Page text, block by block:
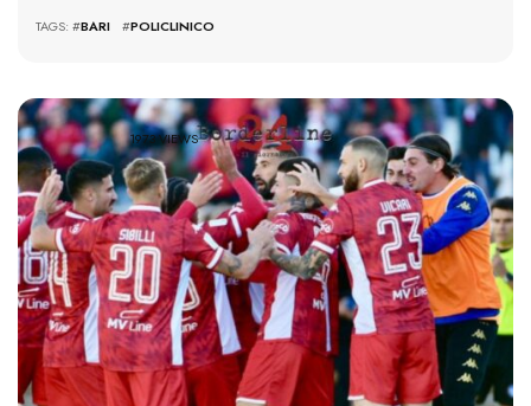
TAGS: #BARI #POLICLINICO
1973 VIEWS